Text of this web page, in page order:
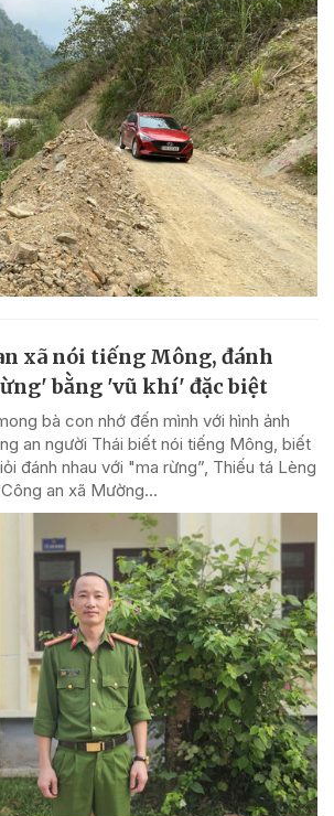
xã nói tiếng Mông, đánh
bằng 'vũ khí' đặc biệt
bà con nhớ đến mình với hình ảnh
an người Thái biết nói tiếng Mông, biết
đánh nhau với "ma rừng”, Thiếu tá Lèng
an xã Mường...